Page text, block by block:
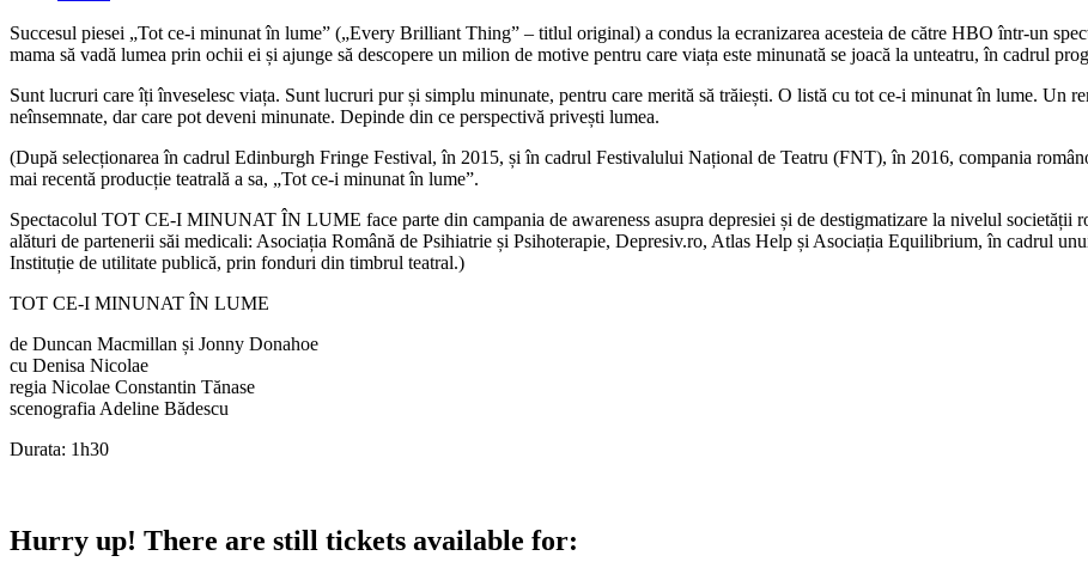
Succesul piesei „Tot ce-i minunat în lume” („Every Brilliant Thing” – titlul original) a condus la ecranizarea acesteia de către HBO într-un
mama să vadă lumea prin ochii ei și ajunge să descopere un milion de motive pentru care viața este minunată se joacă la unteatru, în cadrul
Sunt lucruri care îți înveselesc viața. Sunt lucruri pur și simplu minunate, pentru care merită să trăiești. O listă cu tot ce-i minunat în lume. Un
neînsemnate, dar care pot deveni minunate. Depinde din ce perspectivă privești lumea.
(După selecționarea în cadrul Edinburgh Fringe Festival, în 2015, și în cadrul Festivalului Național de Teatru (FNT), în 2016, compania
mai recentă producție teatrală a sa, „Tot ce-i minunat în lume”.
Spectacolul TOT CE-I MINUNAT ÎN LUME face parte din campania de awareness asupra depresiei și de destigmatizare la nivelul
alături de partenerii săi medicali: Asociația Română de Psihiatrie și Psihoterapie, Depresiv.ro, Atlas Help și Asociația Equilibrium, în cadrul
Instituție de utilitate publică, prin fonduri din timbrul teatral.)
TOT CE-I MINUNAT ÎN LUME
de Duncan Macmillan și Jonny Donahoe
cu Denisa Nicolae
regia Nicolae Constantin Tănase
scenografia Adeline Bădescu
Durata: 1h30
Hurry up! There are still tickets available for: